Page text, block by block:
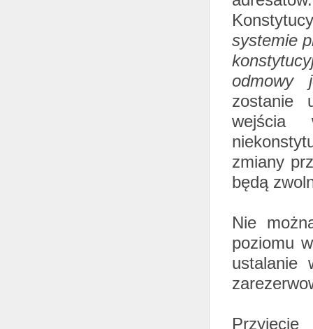
systemie
odmowy
zostanie
wejścia
zmiany
będą
Nie
poziomu
ustalanie